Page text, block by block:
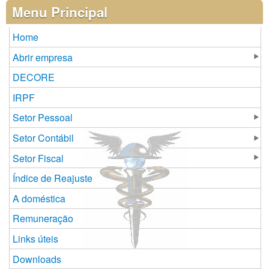
Menu Principal
Home
Abrir empresa
DECORE
IRPF
Setor Pessoal
Setor Contábil
Setor Fiscal
Índice de Reajuste
A doméstica
Remuneração
Links úteis
Downloads